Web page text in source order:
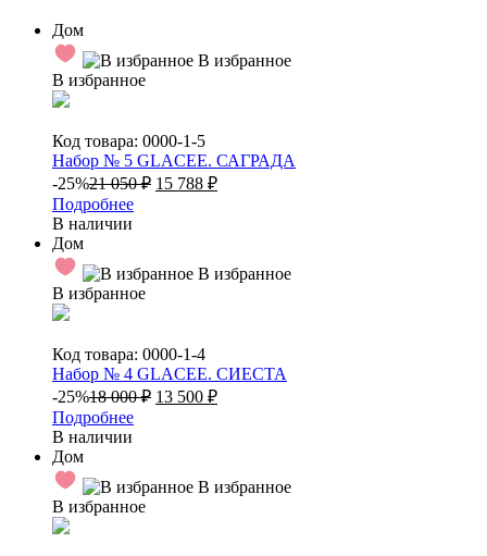
Дом
В избранное
В избранное
Код товара: 0000-1-5
Набор № 5 GLACEE. САГРАДА
-25%21 050₽ 15 788 ₽
Подробнее
В наличии
Дом
В избранное
В избранное
Код товара: 0000-1-4
Набор № 4 GLACEE. СИЕСТА
-25%18 000₽ 13 500 ₽
Подробнее
В наличии
Дом
В избранное
В избранное